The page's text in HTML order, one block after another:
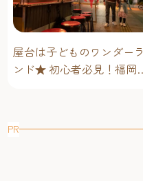
屋台は子どものワンダーラ
ンド★ 初心者必見！福岡
PR